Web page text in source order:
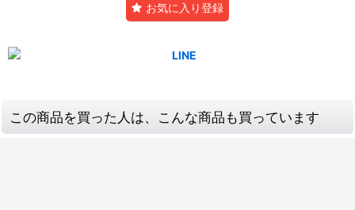
お気に入り登録
この商品を買った人は、こんな商品も買っています